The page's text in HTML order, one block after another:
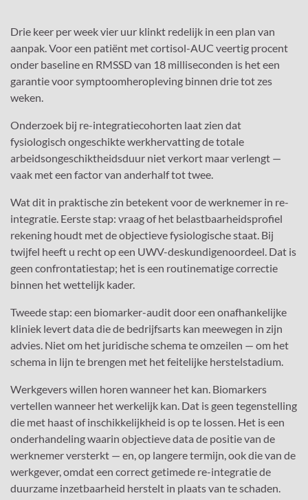
Drie keer per week vier uur klinkt redelijk in een plan van
aanpak. Voor een patiënt met cortisol-AUC veertig procent
onder baseline en RMSSD van 18 milliseconden is het een
garantie voor symptoomheropleving binnen drie tot zes
weken.
Onderzoek bij re-integratiecohorten laat zien dat
fysiologisch ongeschikte werkhervatting de totale
arbeidsongeschiktheidsduur niet verkort maar verlengt —
vaak met een factor van anderhalf tot twee.
Wat dit in praktische zin betekent voor de werknemer in re-
integratie. Eerste stap: vraag of het belastbaarheidsprofiel
rekening houdt met de objectieve fysiologische staat. Bij
twijfel heeft u recht op een UWV-deskundigenoordeel. Dat is
geen confrontatiestap; het is een routinematige correctie
binnen het wettelijk kader.
Tweede stap: een biomarker-audit door een onafhankelijke
kliniek levert data die de bedrijfsarts kan meewegen in zijn
advies. Niet om het juridische schema te omzeilen — om het
schema in lijn te brengen met het feitelijke herstelstadium.
Werkgevers willen horen wanneer het kan. Biomarkers
vertellen wanneer het werkelijk kan. Dat is geen tegenstelling
die met haast of inschikkelijkheid is op te lossen. Het is een
onderhandeling waarin objectieve data de positie van de
werknemer versterkt — en, op langere termijn, ook die van de
werkgever, omdat een correct getimede re-integratie de
duurzame inzetbaarheid herstelt in plaats van te schaden.